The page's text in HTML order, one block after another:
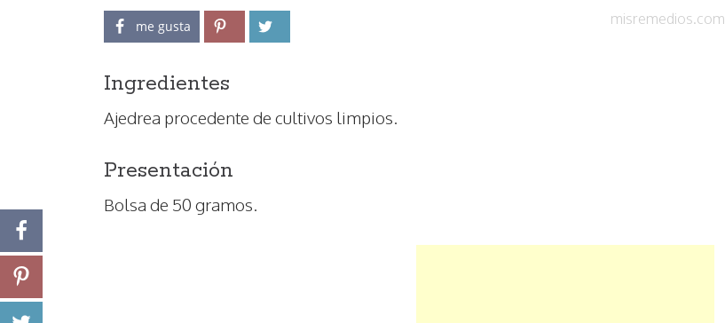
misremedios.com
me gusta
Ingredientes
Ajedrea procedente de cultivos limpios.
Presentación
Bolsa de 50 gramos.